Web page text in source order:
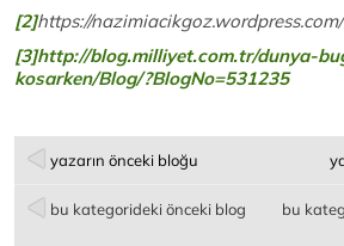
[2]https://
[3]http://blog.milliyet.com.tr/dunya-
kosarken/Blog/?BlogNo=531235
yazarın önceki bloğu
bu kategorideki önceki blog bu